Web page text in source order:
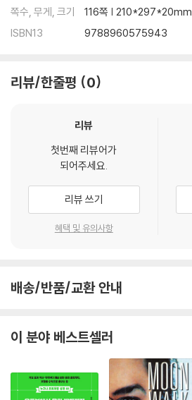
쪽수, 무게, 크기
116쪽 | 210*297*20mm
ISBN13
9788960575943
리뷰/한줄평 0
리뷰
첫번째 리뷰어가
되어주세요.
리뷰 쓰기
혜택 및 유의사항
배송/반품/교환 안내
이 분야 베스트셀러